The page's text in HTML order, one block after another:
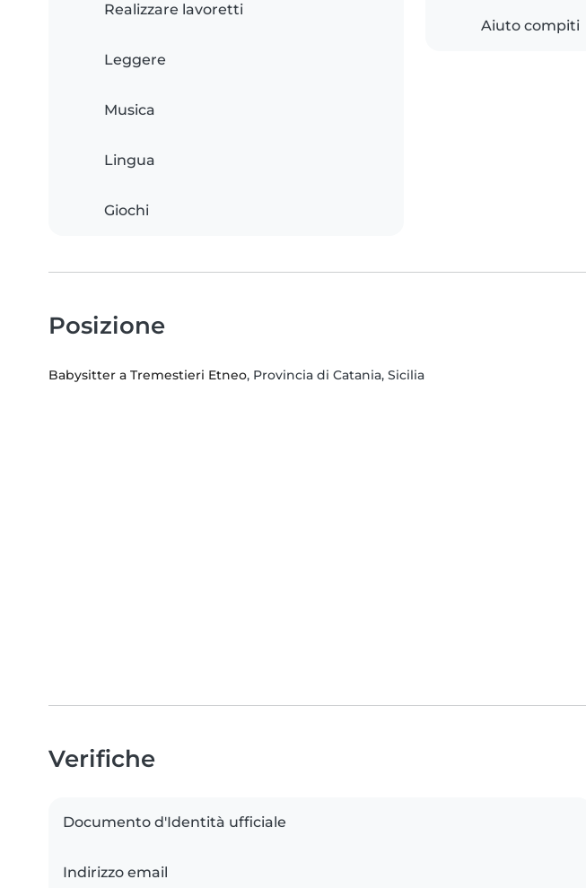
Realizzare lavoretti
Leggere
Musica
Lingua
Giochi
Aiuto compiti
Posizione
Babysitter a Tremestieri Etneo, Provincia di Catania, Sicilia
Verifiche
Documento d'Identità ufficiale
Indirizzo email